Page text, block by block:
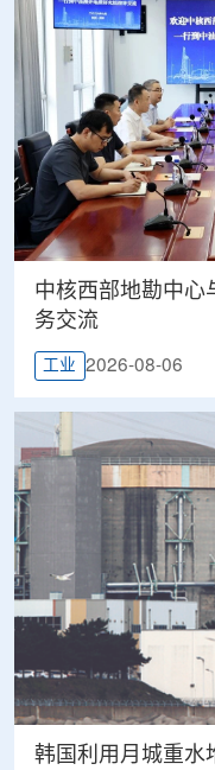
中核西部地勘中心
务交流
工业 2026-08-06
韩国利用月城重水